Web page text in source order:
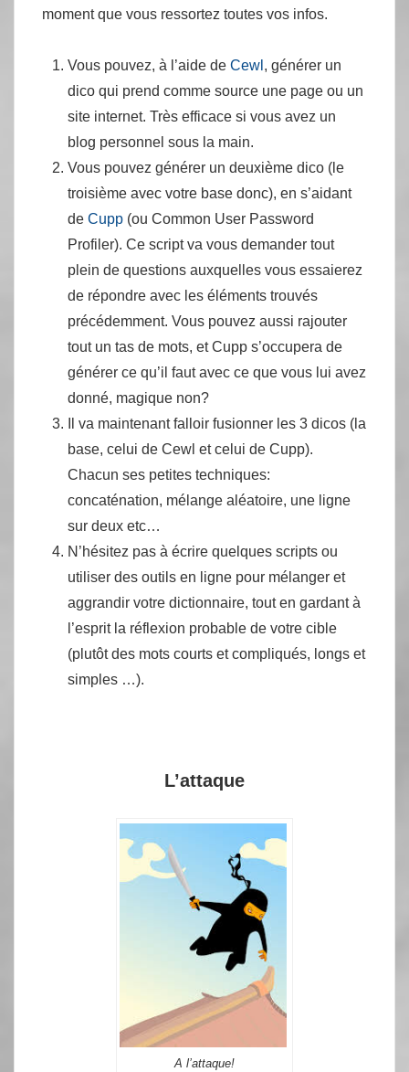
moment que vous ressortez toutes vos infos.
Vous pouvez, à l’aide de Cewl , générer un
dico qui prend comme source une page ou un
site internet. Très efficace si vous avez un
blog personnel sous la main.
Vous pouvez générer un deuxième dico (le
troisième avec votre base donc), en s’aidant
de Cupp (ou Common User Password
Profiler). Ce script va vous demander tout
plein de questions auxquelles vous essaierez
de répondre avec les éléments trouvés
précédemment. Vous pouvez aussi rajouter
tout un tas de mots, et Cupp s’occupera de
générer ce qu’il faut avec ce que vous lui avez
donné, magique non?
Il va maintenant falloir fusionner les 3 dicos (la
base, celui de Cewl et celui de Cupp).
Chacun ses petites techniques:
concaténation, mélange aléatoire, une ligne
sur deux etc…
N’hésitez pas à écrire quelques scripts ou
utiliser des outils en ligne pour mélanger et
aggrandir votre dictionnaire, tout en gardant à
l’esprit la réflexion probable de votre cible
(plutôt des mots courts et compliqués, longs et
simples …).
L’attaque
A l’attaque!